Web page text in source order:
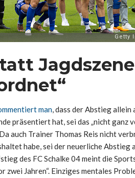
man, dass der Abstieg allein
präsentiert hat, sei das „nicht ganz
auch Trainer Thomas Reis nicht
habe, sei der neuerliche Abstieg
des FC Schalke 04 meint die
zwei Jahren“. Einziges mentales